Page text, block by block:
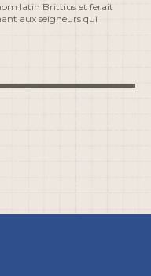
latin Brittius et ferait
aux seigneurs qui